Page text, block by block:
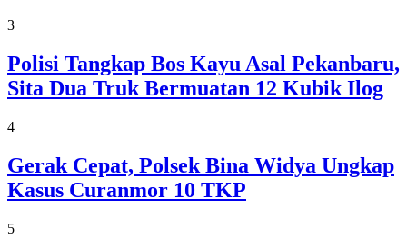
3
Polisi Tangkap Bos Kayu Asal Pekanbaru,
Sita Dua Truk Bermuatan 12 Kubik Ilog
4
Gerak Cepat, Polsek Bina Widya Ungkap
Kasus Curanmor 10 TKP
5